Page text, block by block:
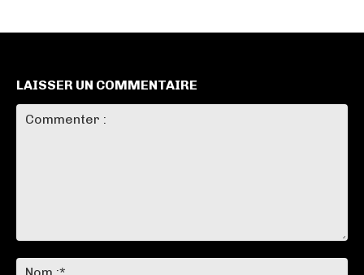
LAISSER UN COMMENTAIRE